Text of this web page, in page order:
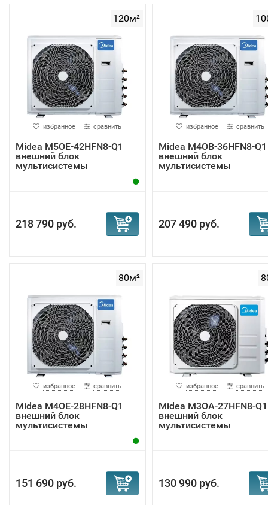
120м²
избранное сравнить
Midea M5OE-42HFN8-Q1
внешний блок
мультисистемы
218 790 руб.
избранное сравнить
Midea M4OB-36HFN8-Q1
внешний блок
мультисистемы
207 490 руб.
80м²
избранное сравнить
Midea M4OE-28HFN8-Q1
внешний блок
мультисистемы
151 690 руб.
избранное сравнить
Midea M3OA-27HFN8-Q1
внешний блок
мультисистемы
130 990 руб.